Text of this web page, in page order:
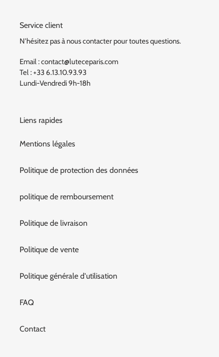
Service client
N'hésitez pas à nous contacter pour toutes questions.
Email : contact@luteceparis.com
Tel : +33 6.13.10.93.93
Lundi-Vendredi 9h-18h
Liens rapides
Mentions légales
Politique de protection des données
politique de remboursement
Politique de livraison
Politique de vente
Politique générale d'utilisation
FAQ
Contact